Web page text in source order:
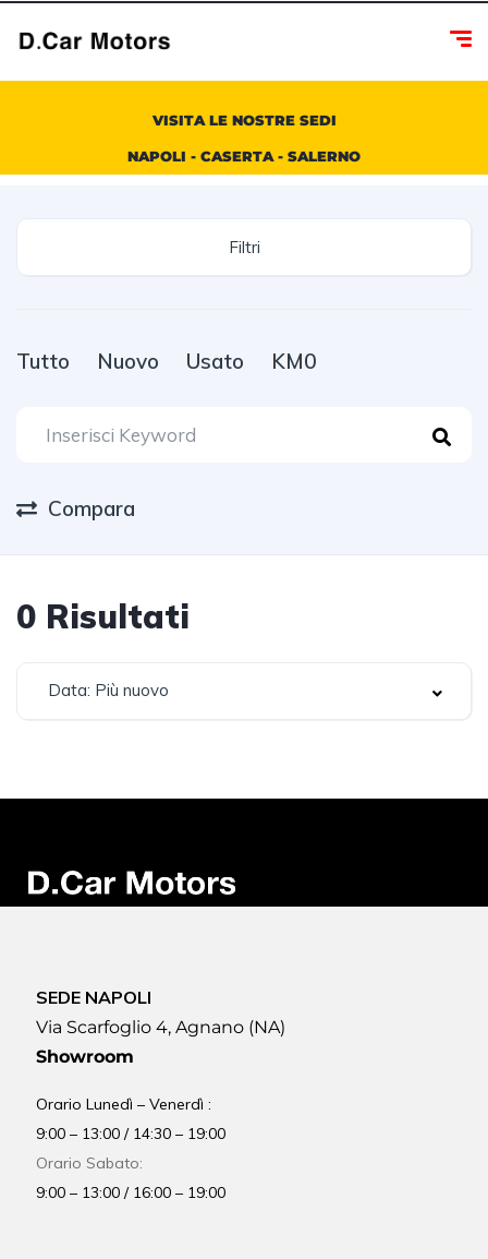
VISITA LE NOSTRE SEDI
NAPOLI - CASERTA - SALERNO
Filtri
Tutto Nuovo Usato KM0
Compara
0 Risultati
Data: Più nuovo
SEDE NAPOLI
Via Scarfoglio 4, Agnano (NA)
Showroom
Orario Lunedì – Venerdì :
9:00 – 13:00 / 14:30 – 19:00
Orario Sabato:
9:00 – 13:00 / 16:00 – 19:00